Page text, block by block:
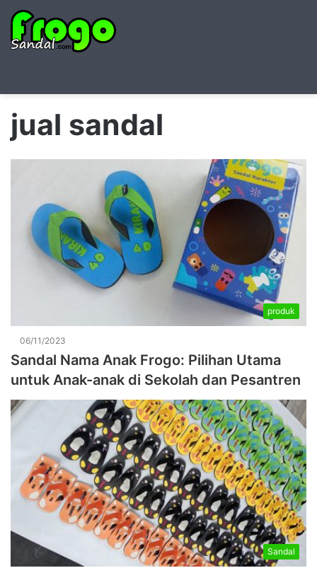
for
jual sandal
produk
06/11/2023
Sandal Nama Anak Frogo: Pilihan Utama
untuk Anak-anak di Sekolah dan Pesantren
Sandal